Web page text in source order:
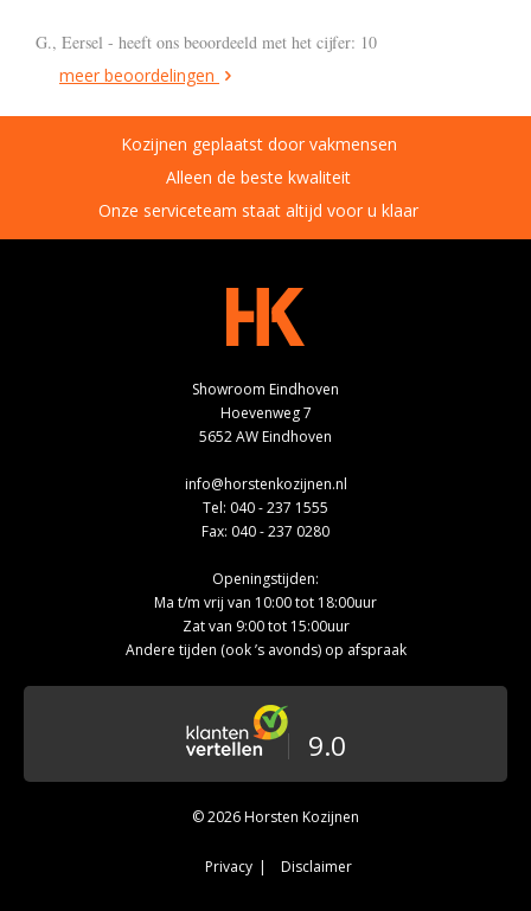
G., Eersel - heeft ons beoordeeld met het cijfer: 10
meer beoordelingen
Kozijnen geplaatst door vakmensen
Alleen de beste kwaliteit
Onze serviceteam staat altijd voor u klaar
Showroom Eindhoven
Hoevenweg 7
5652 AW Eindhoven
info@horstenkozijnen.nl
Tel: 040 - 237 1555
Fax: 040 - 237 0280
Openingstijden:
Ma t/m vrij van 10:00 tot 18:00uur
Zat van 9:00 tot 15:00uur
Andere tijden (ook ’s avonds) op afspraak
9.0
© 2026 Horsten Kozijnen
Privacy Disclaimer